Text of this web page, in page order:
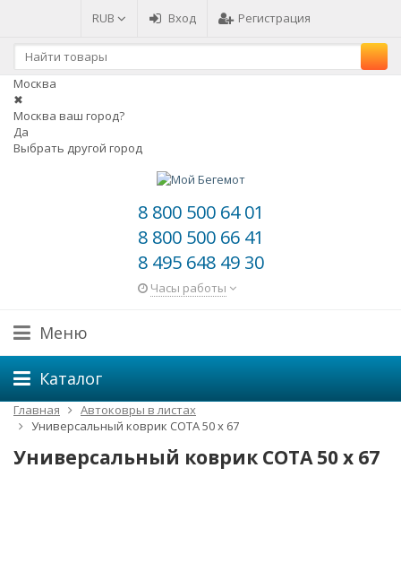
RUB Вход Регистрация
Москва
✖
Москва ваш город?
Да
Выбрать другой город
8 800 500 64 01
8 800 500 66 41
8 495 648 49 30
Часы работы
Меню
Каталог
Главная
Автоковры в листах
Универсальный коврик СОТА 50 х 67
Универсальный коврик СОТА 50 х 67